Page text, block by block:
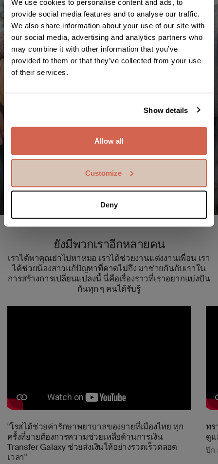
We use cookies to personalise content and ads, to
provide social media features and to analyse our traffic.
We also share information about your use of our site with
our social media, advertising and analytics partners who
may combine it with other information that you’ve
provided to them or that they’ve collected from your use
of their services.
Show details
Allow all
Customize
Deny
อำนาจในมือ กับโลกที่ไร้พรมแดน
กว่า 7 พันล้านสวีดิชโครน ได้ส่งถึงมือคนที่คุณรักทั่วโลก
คือบทพิสูจน์ให้เห็นถึงความรักความห่วงใยที่คุณมีให้ต่อ
ยังมีพวกเราอีกหลายคน
เราได้พาคุณย่าไปหาหมอ เราได้ช่วยงานแต่งงานเพื่อน เรา
ได้ช่วยน้องสาวแก้ปัญหาที่คาดไม่ถึง มาช่วยกันกับเราใน
การสร้างการเปลี่ยนแปลงนี้ นี่คือเรื่องราวที่เราอยากแบ่งปัน
กันทุก ๆ คนได้รับรู้
"โรสได้ช่วยค่ารักษาพยาบาลของยายที่เมืองไทย ทุก
ครั้งที่ยายต้องการความช่วยเหลือด้านการเงิน
Transfer Galaxy ช่วยส่งเงินให้อย่างรวดเร็วตลอด
เวลา"
ทร
ดูแ
ปุ๊ก